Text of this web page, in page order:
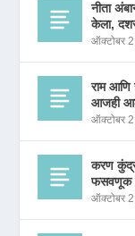
नीता
केला,
ऑक्टोबर
राम आणि
आजही
ऑक्टोबर
करण
फसवणूक
ऑक्टोबर